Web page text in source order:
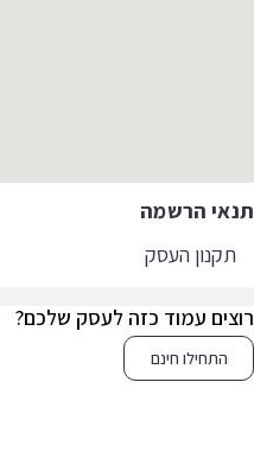
הרשמה
תקנון העסק
עמוד כזה לעסק שלכם?
התחילו חינם